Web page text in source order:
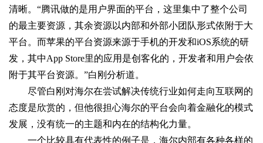
清晰。“腾讯做的是用户界面的平台，这里集中了整个公司
的最主要资源，其余资源以内部和外部小团队形式依附于大
平台。而苹果的平台资源来源于手机的开发和iOS系统的研
发，其中App Store里的应用是创客化的，开发者和用户会依
附于其平台资源。”白刚分析道。
尽管白刚对海尔在尝试解决传统行业如何走向互联网的
态度是欣赏的，但他很担心海尔的平台会向着金融化的模式
发展，没有统一的主题和内在的结构化力量。
一个比较具有代表性的例子是，海尔内部有各种各样的